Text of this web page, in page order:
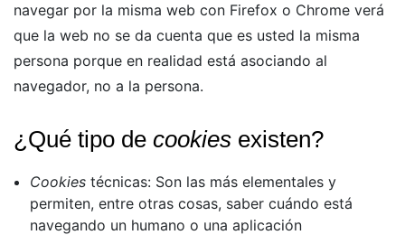
navegar por la misma web con Firefox o Chrome verá
que la web no se da cuenta que es usted la misma
persona porque en realidad está asociando al
navegador, no a la persona.
¿Qué tipo de cookies existen?
Cookies técnicas: Son las más elementales y
permiten, entre otras cosas, saber cuándo está
navegando un humano o una aplicación